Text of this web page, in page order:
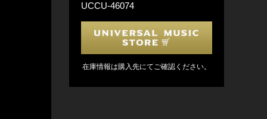
UCCU-46074
在庫情報は購入先にてご確認ください。